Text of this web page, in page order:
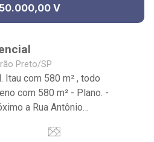
V
Preto/SP
Itau com 580 m² , todo